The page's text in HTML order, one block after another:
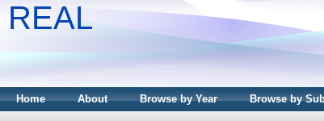
REAL
Home About Browse by Year Browse by